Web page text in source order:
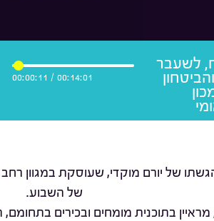
00:14:01
/
00:00:11
לשעבר
של יורם מוקדי, שעוסקת במגוון
של השבוע.
בתוכנית מומחים ובכירים